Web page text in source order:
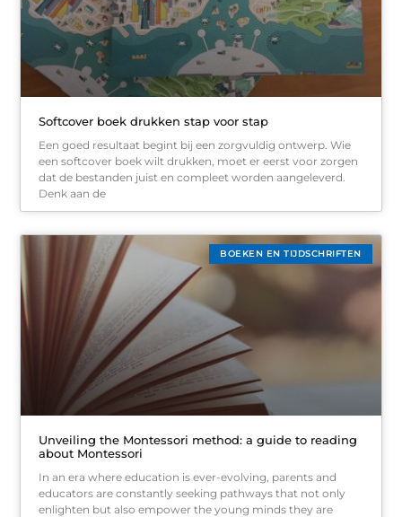
Softcover boek drukken stap voor stap
Een goed resultaat begint bij een zorgvuldig ontwerp. Wie
een softcover boek wilt drukken, moet er eerst voor zorgen
dat de bestanden juist en compleet worden aangeleverd.
Denk aan de
BOEKEN EN TIJDSCHRIFTEN
Unveiling the Montessori method: a guide to reading
about Montessori
In an era where education is ever-evolving, parents and
educators are constantly seeking pathways that not only
enlighten but also empower the young minds they are